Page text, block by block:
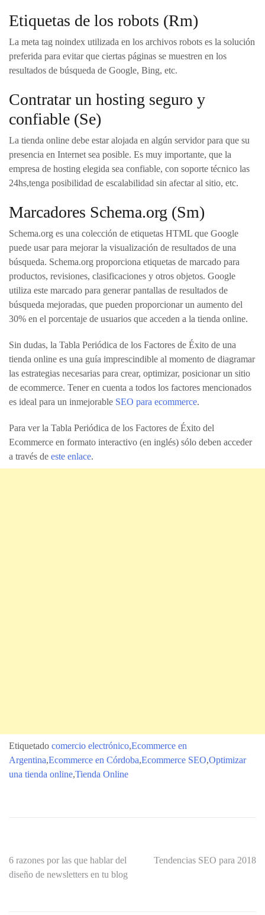
Etiquetas de los robots (Rm)
La meta tag noindex utilizada en los archivos robots es la solución
preferida para evitar que ciertas páginas se muestren en los
resultados de búsqueda de Google, Bing, etc.
Contratar un hosting seguro y
confiable (Se)
La tienda online debe estar alojada en algún servidor para que su
presencia en Internet sea posible. Es muy importante, que la
empresa de hosting elegida sea confiable, con soporte técnico las
24hs,tenga posibilidad de escalabilidad sin afectar al sitio, etc.
Marcadores Schema.org (Sm)
Schema.org es una colección de etiquetas HTML que Google
puede usar para mejorar la visualización de resultados de una
búsqueda. Schema.org proporciona etiquetas de marcado para
productos, revisiones, clasificaciones y otros objetos. Google
utiliza este marcado para generar pantallas de resultados de
búsqueda mejoradas, que pueden proporcionar un aumento del
30% en el porcentaje de usuarios que acceden a la tienda online.
Sin dudas, la Tabla Periódica de los Factores de Éxito de una
tienda online es una guía imprescindible al momento de diagramar
las estrategias necesarias para crear, optimizar, posicionar un sitio
de ecommerce. Tener en cuenta a todos los factores mencionados
es ideal para un inmejorable SEO para ecommerce.
Para ver la Tabla Periódica de los Factores de Éxito del
Ecommerce en formato interactivo (en inglés) sólo deben acceder
a través de este enlace.
Etiquetado comercio electrónico,Ecommerce en
Argentina,Ecommerce en Córdoba,Ecommerce SEO,Optimizar
una tienda online,Tienda Online
Navegación
6 razones por las que hablar del
diseño de newsletters en tu blog
Tendencias SEO para 2018